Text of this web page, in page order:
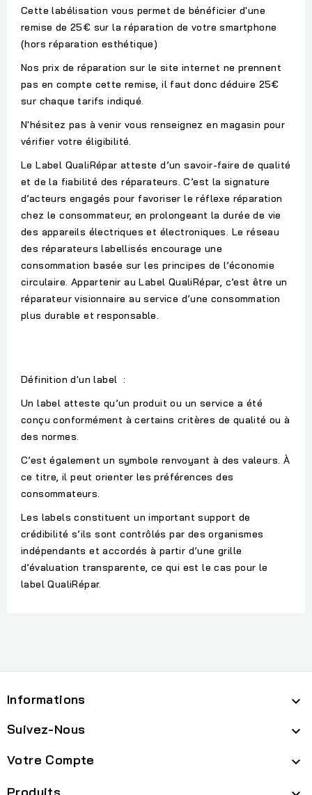
Cette labélisation vous permet de bénéficier d'une
remise de 25€ sur la réparation de votre smartphone
(hors réparation esthétique)
Nos prix de réparation sur le site internet ne prennent
pas en compte cette remise, il faut donc déduire 25€
sur chaque tarifs indiqué.
N'hésitez pas à venir vous renseignez en magasin pour
vérifier votre éligibilité.
Le Label QualiRépar atteste d’un savoir-faire de qualité
et de la fiabilité des réparateurs. C’est la signature
d’acteurs engagés pour favoriser le réflexe réparation
chez le consommateur, en prolongeant la durée de vie
des appareils électriques et électroniques. Le réseau
des réparateurs labellisés encourage une
consommation basée sur les principes de l’économie
circulaire. Appartenir au Label QualiRépar, c’est être un
réparateur visionnaire au service d’une consommation
plus durable et responsable.
Définition d'un label :
Un label atteste qu’un produit ou un service a été
conçu conformément à certains critères de qualité ou à
des normes.
C’est également un symbole renvoyant à des valeurs. À
ce titre, il peut orienter les préférences des
consommateurs.
Les labels constituent un important support de
crédibilité s’ils sont contrôlés par des organismes
indépendants et accordés à partir d’une grille
d’évaluation transparente, ce qui est le cas pour le
label QualiRépar.
Informations 
Suivez-Nous 
Votre Compte 